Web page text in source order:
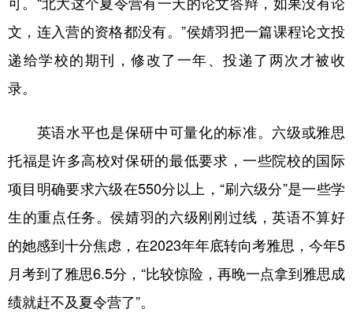
可。“北大这个夏令营有一天的论文答辩，如果没有论
文，连入营的资格都没有。”侯婧羽把一篇课程论文投
递给学校的期刊，修改了一年、投递了两次才被收
录。
英语水平也是保研中可量化的标准。六级或雅思
托福是许多高校对保研的最低要求，一些院校的国际
项目明确要求六级在550分以上，“刷六级分”是一些学
生的重点任务。侯婧羽的六级刚刚过线，英语不算好
的她感到十分焦虑，在2023年年底转向考雅思，今年5
月考到了雅思6.5分，“比较惊险，再晚一点拿到雅思成
绩就赶不及夏令营了”。